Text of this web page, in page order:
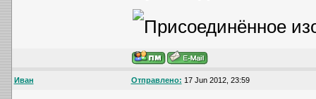
Иван Отправлено: 17 Jun 2012, 23:59